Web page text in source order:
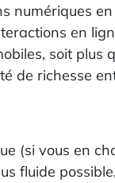
numériques
en
soit plus
de richesse
(si vous en
fluide